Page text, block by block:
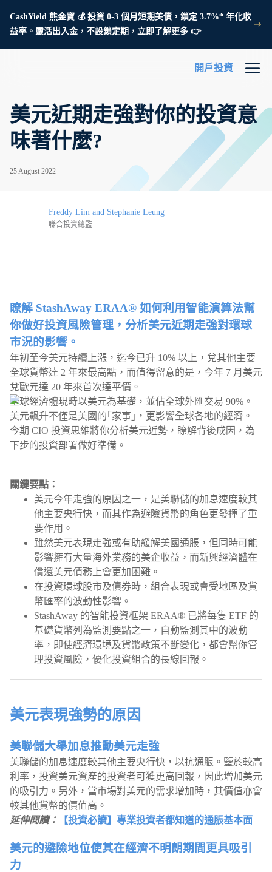
CashYield 熊金寶 💰 投資 0-3 個月短期美債，鎖定 3.7%* 年化收
益率。靈活出入金，不設鎖定期，立即了解更多 👉
開戶投資
美元近期走強對你的投資意
味著什麼?
25 August 2022
Freddy Lim and Stephanie Leung
聯合投資總監
瞭解 StashAway ERAA® 如何利用智能演算法幫
你做好投資風險管理，分析美元近期走強對環球
市況的影響。
年初至今美元持續上漲，迄今已升 10% 以上，兌其他主要
全球貨幣達 2 年來最高點，而值得留意的是，今年 7 月美元
兌歐元達 20 年來首次達平價。
全球經濟體現時以美元為基礎，並佔全球外匯交易 90%。
美元飆升不僅是美國的｢家事｣，更影響全球各地的經濟。
今期 CIO 投資思維將你分析美元近勢，瞭解背後成因，為
下步的投資部署做好準備。
關鍵要點：
美元今年走強的原因之一，是美聯儲的加息速度較其
他主要央行快，而其作為避險貨幣的角色更發揮了重
要作用。
雖然美元表現走強或有助緩解美國通脹，但同時可能
影響擁有大量海外業務的美企收益，而新興經濟體在
償還美元債務上會更加困難。
在投資環球股市及債券時，組合表現或會受地區及貨
幣匯率的波動性影響。
StashAway 的智能投資框架 ERAA® 已將每隻 ETF 的
基礎貨幣列為監測要點之一，自動監測其中的波動
率，即使經濟環境及貨幣政策不斷變化，都會幫你管
理投資風險，優化投資組合的長線回報。
美元表現強勢的原因
美聯儲大舉加息推動美元走強
美聯儲的加息速度較其他主要央行快，以抗通脹。鑒於較高
利率，投資美元資產的投資者可獲更高回報，因此增加美元
的吸引力。另外，當市場對美元的需求增加時，其價值亦會
較其他貨幣的價值高。
延伸閱讀：
【投資必讀】專業投資者都知道的通脹基本面
美元的避險地位使其在經濟不明朗期間更具吸引
力